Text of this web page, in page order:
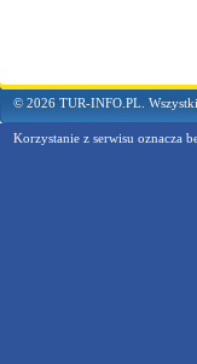
© 2026 TUR-INFO.PL.
Korzystanie z serwisu oznacza